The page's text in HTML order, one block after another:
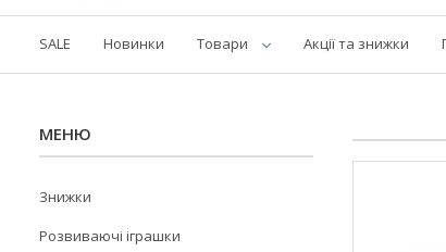
SALE Новинки Товари Акції та знижки
Знижки
Розвиваючі іграшки